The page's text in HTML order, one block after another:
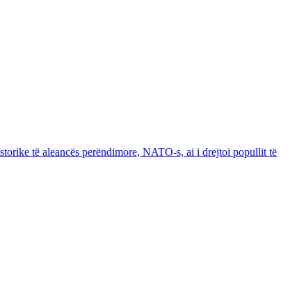
të aleancës perëndimore, NATO-s, ai i drejtoi popullit të